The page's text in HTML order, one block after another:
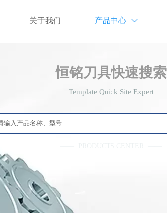
关于我们 产品中心 
恒铭刀具快速搜索
Template Quick Site Expert